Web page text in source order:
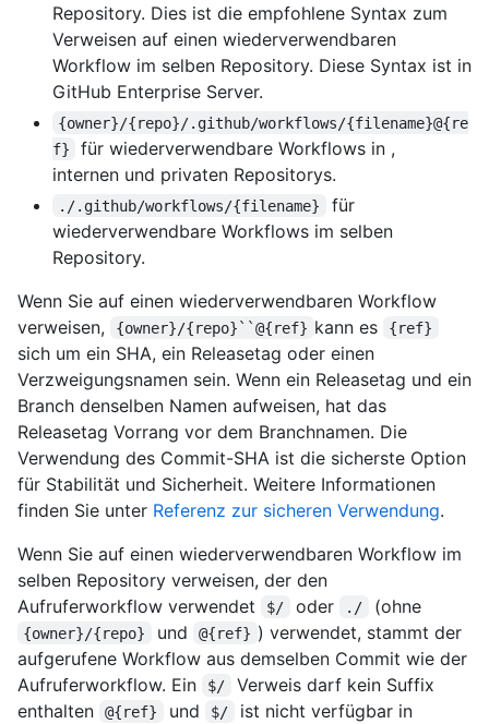
Repository. Dies ist die empfohlene Syntax zum
Verweisen auf einen wiederverwendbaren
Workflow im selben Repository. Diese Syntax ist in
GitHub Enterprise Server.
{owner}/{repo}/.github/workflows/{filename}@{re
f}
für wiederverwendbare Workflows in ,
internen und privaten Repositorys.
./.github/workflows/{filename}
für
wiederverwendbare Workflows im selben
Repository.
Wenn Sie auf einen wiederverwendbaren Workflow
verweisen,
{owner}/{repo}``@{ref} kann es {ref}
sich um ein SHA, ein Releasetag oder einen
Verzweigungsnamen sein. Wenn ein Releasetag und ein
Branch denselben Namen aufweisen, hat das
Releasetag Vorrang vor dem Branchnamen. Die
Verwendung des Commit-SHA ist die sicherste Option
für Stabilität und Sicherheit. Weitere Informationen
finden Sie unter Referenz zur sicheren Verwendung.
Wenn Sie auf einen wiederverwendbaren Workflow im
selben Repository verweisen, der den
Aufruferworkflow verwendet
$/ oder ./ (ohne
{owner}/{repo} und @{ref} ) verwendet, stammt der
aufgerufene Workflow aus demselben Commit wie der
Aufruferworkflow. Ein
$/
Verweis darf kein Suffix
enthalten
@{ref} und $/
ist nicht verfügbar in